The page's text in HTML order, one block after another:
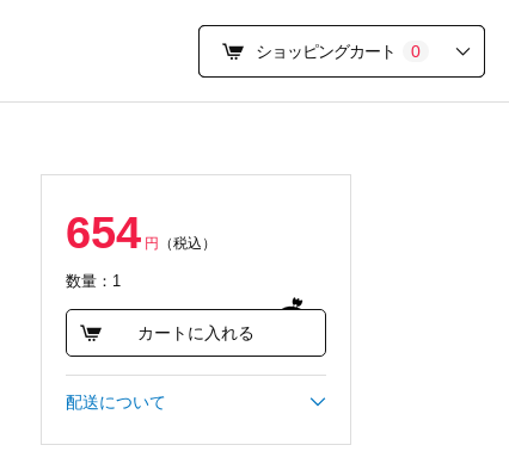
ショッピングカート 0
654 円 （税込）
数量：1
カートに入れる
配送について